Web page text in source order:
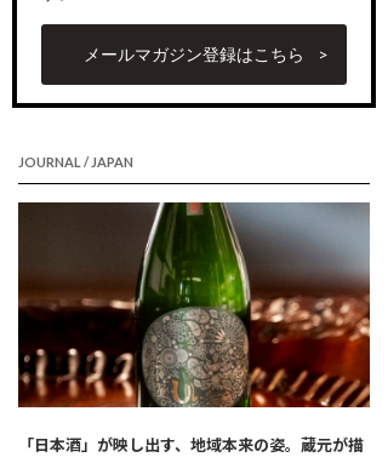
メールマガジン登録はこちら
JOURNAL / JAPAN
「日本酒」が映し出す、地域本来の姿。蔵元が描